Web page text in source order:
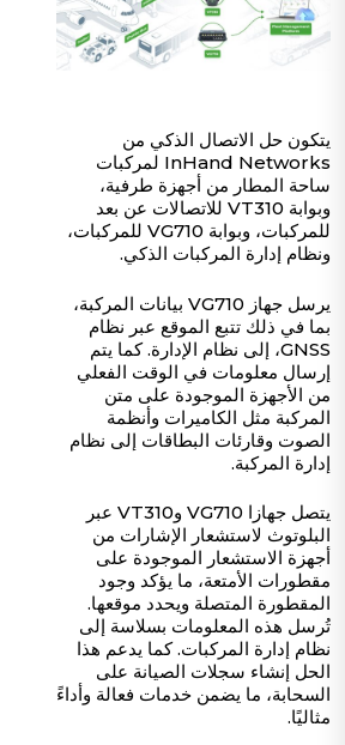
يتكون حل الاتصال الذكي من
InHand Networks لمركبات
ساحة المطار من أجهزة طرفية،
وبوابة VT310 للاتصالات عن بعد
للمركبات، وبوابة VG710 للمركبات،
ونظام إدارة المركبات الذكي.
يرسل جهاز VG710 بيانات المركبة،
بما في ذلك تتبع الموقع عبر نظام
GNSS، إلى نظام الإدارة. كما يتم
إرسال معلومات في الوقت الفعلي
من الأجهزة الموجودة على متن
المركبة مثل الكاميرات وأنظمة
الصوت وقارئات البطاقات إلى نظام
إدارة المركبة.
يتصل جهازا VG710 وVT310 عبر
البلوتوث لاستشعار الإشارات من
أجهزة الاستشعار الموجودة على
مقطورات الأمتعة، ما يؤكد وجود
المقطورة المتصلة ويحدد موقعها.
تُرسل هذه المعلومات بسلاسة إلى
نظام إدارة المركبات. كما يدعم هذا
الحل إنشاء سجلات الصيانة على
السحابة، ما يضمن خدمات فعالة وأداءً
مثاليًا.